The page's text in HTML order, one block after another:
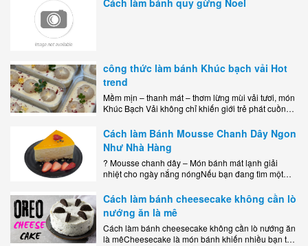
Cách làm bánh quy gừng Noel
công thức làm bánh Khúc bạch vải Hot
trend
Mềm mịn – thanh mát – thơm lừng mùi vải tươi, món
Khúc Bạch Vải không chỉ khiến giới trẻ phát cuồng
Cách làm Bánh Mousse Chanh Dây Ngon
Như Nhà Hàng
? Mousse chanh dây – Món bánh mát lạnh giải
nhiệt cho ngày nắng nóngNếu bạn đang tìm một
dễ..
Cách làm bánh cheesecake không cần lò
nướng ăn là mê
Cách làm bánh cheesecake không cần lò nướng ăn
là mêCheesecake là món bánh khiến nhiều bạn trẻ